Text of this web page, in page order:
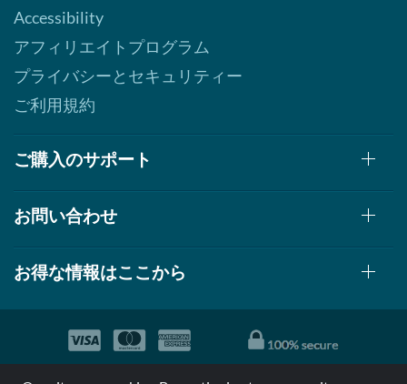
Accessibility
アフィリエイトプログラム
プライバシーとセキュリティー
ご利用規約
ご購入のサポート
お問い合わせ
お得な情報はここから